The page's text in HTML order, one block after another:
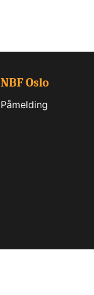
NBF Oslo
Påmelding